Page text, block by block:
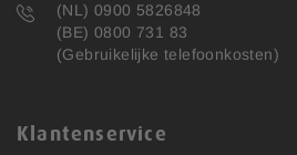
(NL) 0900 5826848
(BE) 0800 731 83
(Gebruikelijke telefoonkosten)
Klantenservice